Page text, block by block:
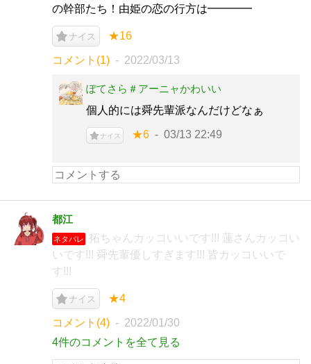
の幹部たち！由姫の恋の行方は━━━━
ナイス ★16
コメント(1) 2022/03/13
ぽてさら＃アーニャかわいい
個人的には舜先輩派なんだけどなぁ
ナイス ★6 03/13 22:49
都江
ネタバレ
拓ちゃんカッコいいです!!! 蓮さんカッコい
いです!!! 舜先輩優しすぎます!!! 皆カッコいいで
す!!!
ナイス ★4
コメント(4)
2022/01/30
4件のコメントを全て見る